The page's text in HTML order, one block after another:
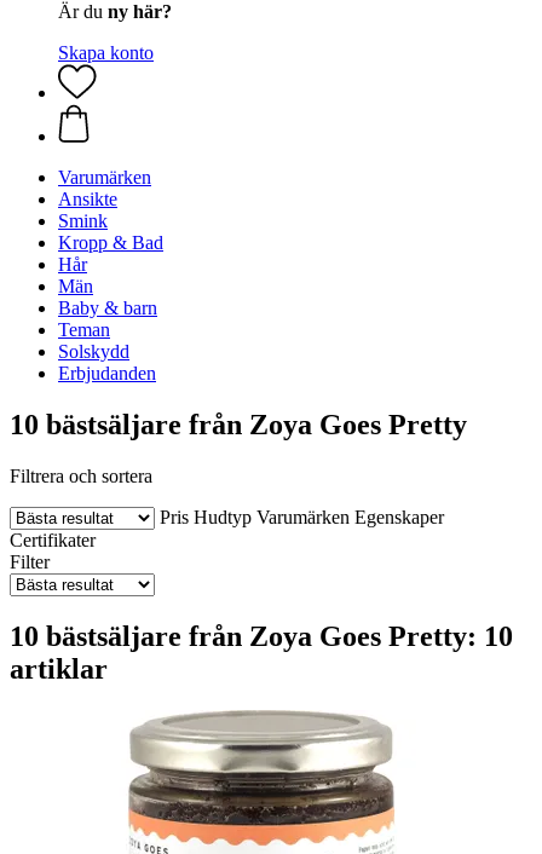
Är du ny här?
Skapa konto
Varumärken
Ansikte
Smink
Kropp & Bad
Hår
Män
Baby & barn
Teman
Solskydd
Erbjudanden
10 bästsäljare från Zoya Goes Pretty
Filtrera och sortera
Pris Hudtyp Varumärken Egenskaper
Certifikater
Filter
10 bästsäljare från Zoya Goes Pretty: 10
artiklar